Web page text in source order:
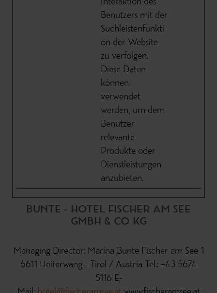
Interaktion des
Benutzers mit der
Suchleistenfunkti
on der Website
zu verfolgen.
Diese Daten
können
verwendet
werden, um dem
Benutzer
relevante
Produkte oder
Dienstleistungen
anzubieten.
BUNTE - HOTEL FISCHER AM SEE
GMBH & CO KG
Managing Director: Marina Bunte Fischer am See 1
6611 Heiterwang - Tirol / Austria Tel.: +43 5674
5116 E-